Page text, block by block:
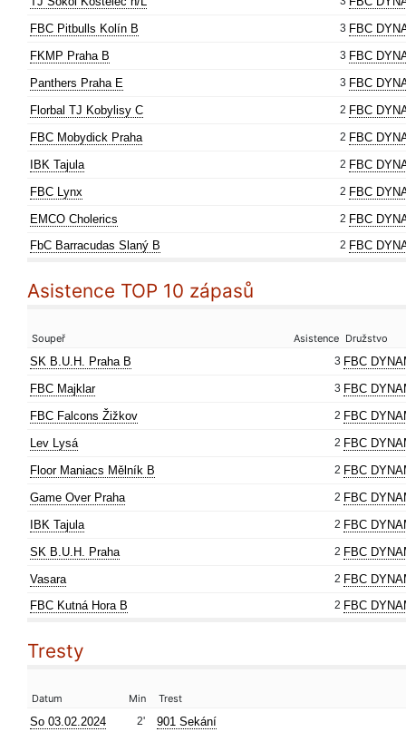
FBC Pitbulls Kolín B
3 FBC
FKMP Praha B
3 FBC
Panthers Praha E
3 FBC
Florbal TJ Kobylisy C
2 FBC
FBC Mobydick Praha
2 FBC
IBK Tajula
2 FBC
FBC Lynx
2 FBC
EMCO Cholerics
2 FBC
FbC Barracudas Slaný B
2 FBC
Asistence TOP 10 zápasů
Soupeř Asistence Družstvo
SK B.U.H. Praha B 3 FBC
FBC Majklar
3 FBC
FBC Falcons Žižkov
2 FBC
Lev Lysá
2 FBC
Floor Maniacs Mělník B
2 FBC
Game Over Praha
2 FBC
IBK Tajula
2 FBC
SK B.U.H. Praha
2 FBC
Vasara
2 FBC
FBC Kutná Hora B
2 FBC
Tresty
Datum Min Trest
So 03.02.2024 2'
901 Sekání